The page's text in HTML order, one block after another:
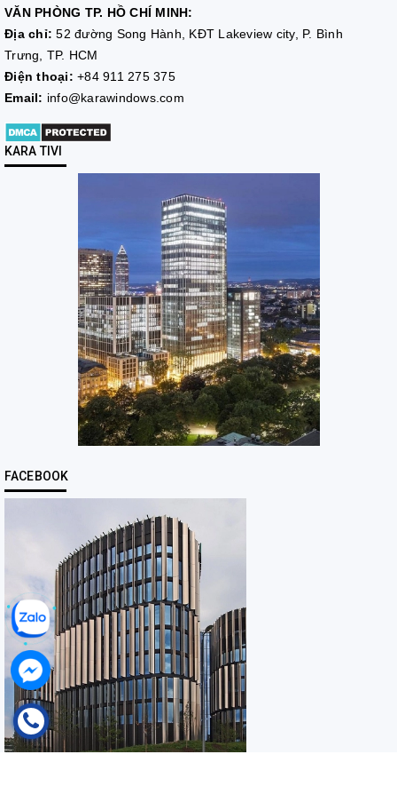
VĂN PHÒNG TP. HỒ CHÍ MINH:
Địa chỉ:52 đường Song Hành, KĐT Lakeview city, P. Bình
Trưng, TP. HCM
Điện thoại: +84 911 275 375
Email: info@karawindows.com
KARA TIVI
FACEBOOK